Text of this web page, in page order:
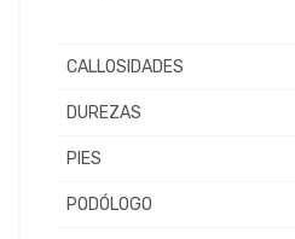
CALLOSIDADES
DUREZAS
PIES
PODÓLOGO